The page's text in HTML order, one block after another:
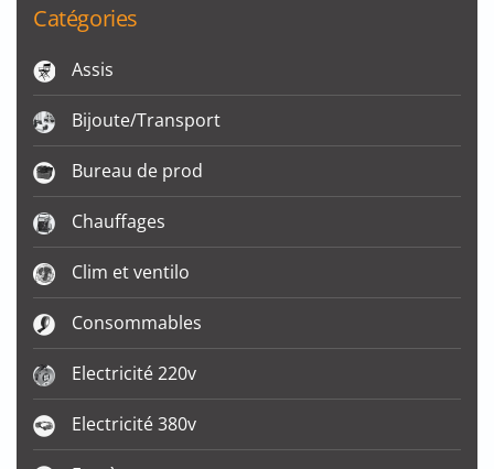
Catégories
Assis
Bijoute/Transport
Bureau de prod
Chauffages
Clim et ventilo
Consommables
Electricité 220v
Electricité 380v